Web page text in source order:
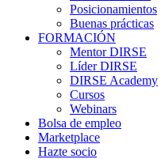
Posicionamientos
Buenas prácticas
FORMACIÓN
Mentor DIRSE
Líder DIRSE
DIRSE Academy
Cursos
Webinars
Bolsa de empleo
Marketplace
Hazte socio